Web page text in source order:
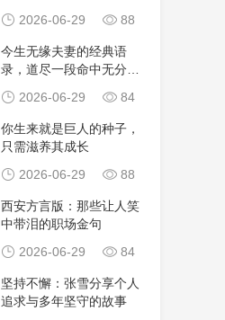
2026-06-29
88
今生无缘夫妻的经典语
录，道尽一段命中无分的
2026-06-29 84
你生来就是巨人的种子，
只需滋养其成长
2026-06-29
88
西安方言版：那些让人笑
中带泪的职场金句
2026-06-29
84
坚持不懈：张雪分享个人
追求与多年坚守的故事